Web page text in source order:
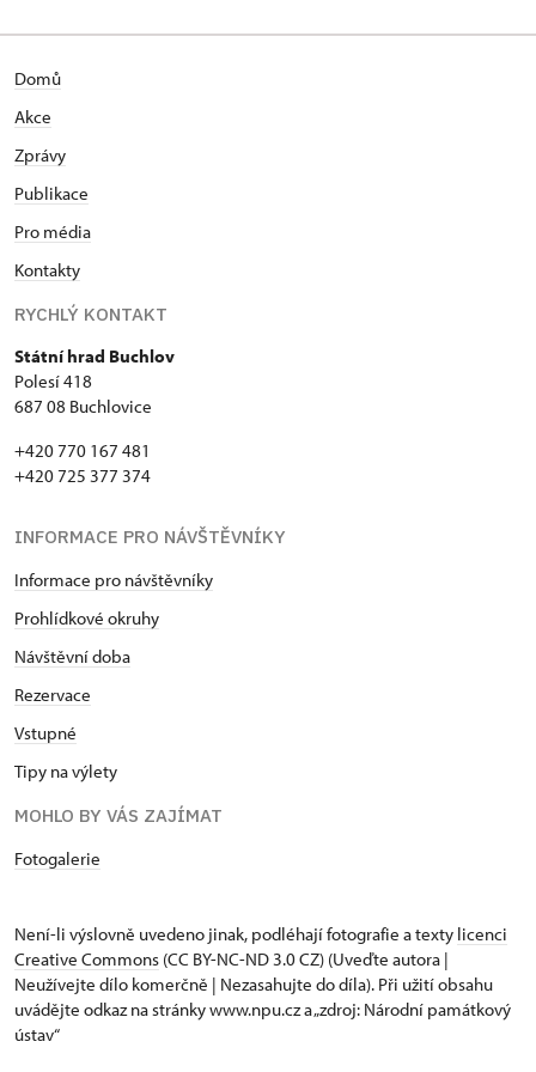
Domů
Akce
Zprávy
Publikace
Pro média
Kontakty
RYCHLÝ KONTAKT
Státní hrad Buchlov
Polesí 418
687 08 Buchlovice
+420 770 167 481
+420 725 377 374
INFORMACE PRO NÁVŠTĚVNÍKY
Informace pro návštěvníky
Prohlídkové okruhy
Návštěvní doba
Rezervace
Vstupné
Tipy na výlety
MOHLO BY VÁS ZAJÍMAT
Fotogalerie
Není-li výslovně uvedeno jinak, podléhají fotografie a texty licenci
Creative Commons (CC BY-NC-ND 3.0 CZ) (Uveďte autora |
Neužívejte dílo komerčně | Nezasahujte do díla). Při užití obsahu
uvádějte odkaz na stránky www.npu.cz a „zdroj: Národní památkový
ústav“